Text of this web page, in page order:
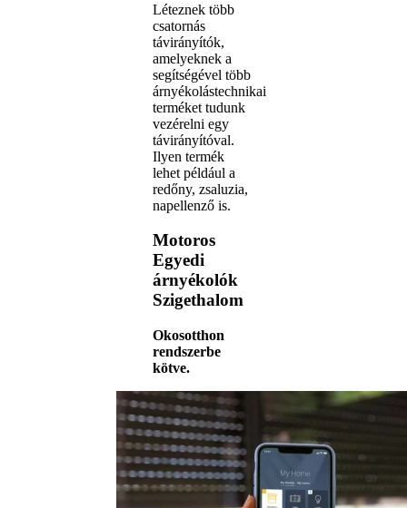
Léteznek több
csatornás
távirányítók,
amelyeknek a
segítségével több
árnyékolástechnikai
terméket tudunk
vezérelni egy
távirányítóval.
Ilyen termék
lehet például a
redőny, zsaluzia,
napellenző is.
Motoros
Egyedi
árnyékolók
Szigethalom
Okosotthon
rendszerbe
kötve.